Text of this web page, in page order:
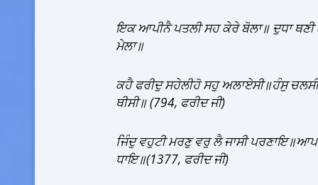
ਇਕ ਆਪੀਨੈ ਪਤਲੀ ਸਹ ਕੇਰੇ ਬੋਲਾ॥ ਦੁਧਾ
ਮੇਲਾ॥
ਕਹੈ ਫਰੀਦੁ ਸਹੇਲੀਹੋ ਸਹੁ ਅਲਾਏਸੀ॥ਹੰਸੁ
ਥੀਸੀ॥ (794, ਫਰੀਦ ਜੀ)
ਜਿੰਦੁ ਵਹੁਟੀ ਮਰਣੁ ਵਰੁ ਲੈ ਜਾਸੀ
ਧਾਇ॥(1377, ਫਰੀਦ ਜੀ)